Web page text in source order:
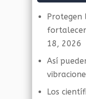
Protegen
18, 2026
Así
Los